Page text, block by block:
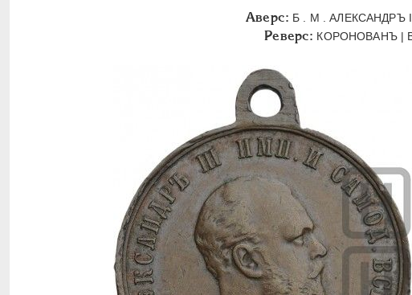
Аверс: Б . М . АЛЕКСАНДРЪ
Реверс: КОРОНОВАНЪ |